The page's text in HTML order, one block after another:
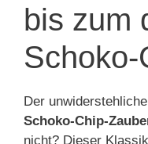
bis zum
Schoko-
Der
Schoko-Chip-
nicht? Dieser